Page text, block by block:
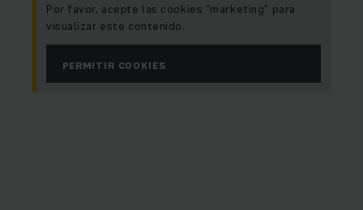
Por favor, acepte las cookies “marketing” para
visualizar este contenido.
PERMITIR COOKIES